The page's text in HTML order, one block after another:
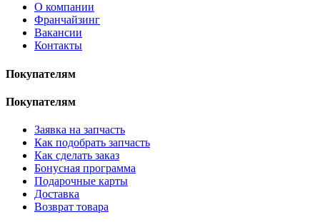
О компании
Франчайзинг
Вакансии
Контакты
Покупателям
Покупателям
Заявка на запчасть
Как подобрать запчасть
Как сделать заказ
Бонусная программа
Подарочные карты
Доставка
Возврат товара